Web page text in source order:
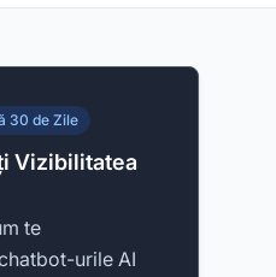
30 de Zile
Vizibilitatea
te
urile AI